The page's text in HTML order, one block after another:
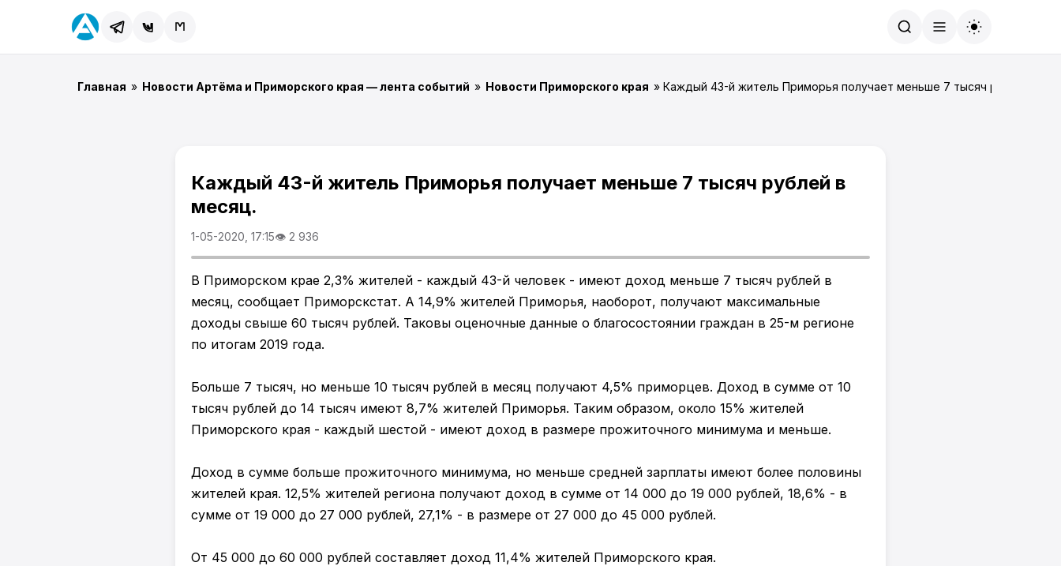
Главная » Новости Артёма и Приморского края — лента событий » Новости Приморского края » Каждый 43-й житель Приморья получает меньше 7 тысяч рублей в
Каждый 43-й житель Приморья получает меньше 7 тысяч рублей в
месяц.
1-05-2020, 17:15👁 2 936
В Приморском крае 2,3% жителей - каждый 43-й человек - имеют доход меньше 7 тысяч рублей в
месяц, сообщает Приморскстат. А 14,9% жителей Приморья, наоборот, получают максимальные
доходы свыше 60 тысяч рублей. Таковы оценочные данные о благосостоянии граждан в 25-м регионе
по итогам 2019 года.
Больше 7 тысяч, но меньше 10 тысяч рублей в месяц получают 4,5% приморцев. Доход в сумме от 10
тысяч рублей до 14 тысяч имеют 8,7% жителей Приморья. Таким образом, около 15% жителей
Приморского края - каждый шестой - имеют доход в размере прожиточного минимума и меньше.
Доход в сумме больше прожиточного минимума, но меньше средней зарплаты имеют более половины
жителей края. 12,5% жителей региона получают доход в сумме от 14 000 до 19 000 рублей, 18,6% - в
сумме от 19 000 до 27 000 рублей, 27,1% - в размере от 27 000 до 45 000 рублей.
От 45 000 до 60 000 рублей составляет доход 11,4% жителей Приморского края.